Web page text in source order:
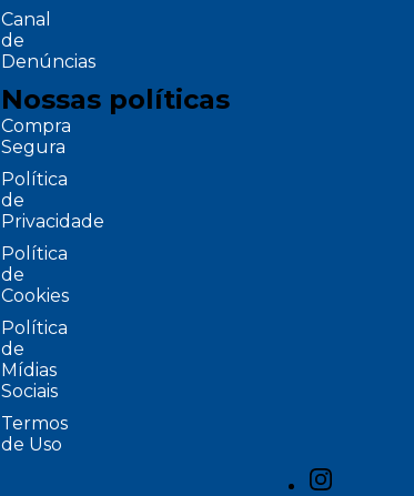
Canal
de
Denúncias
Nossas políticas
Compra
Segura
Política
de
Privacidade
Política
de
Cookies
Política
de
Mídias
Sociais
Termos
de Uso